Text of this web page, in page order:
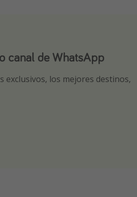
canal de WhatsApp
exclusivos, los mejores destinos,
nuestros chollazos
canal de Telegram!
seleccionadas para ti por